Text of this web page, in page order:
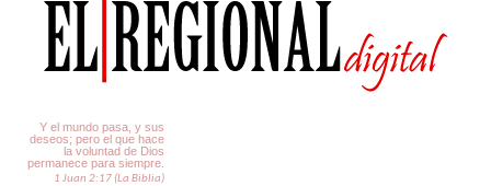
Y el mundo pasa, y sus
deseos; pero el que hace
la voluntad de Dios
permanece para siempre.
1 Juan 2:17 (La Biblia)